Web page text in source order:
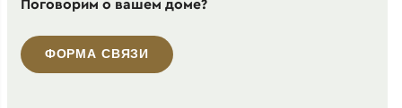
ФОРМА СВЯЗИ